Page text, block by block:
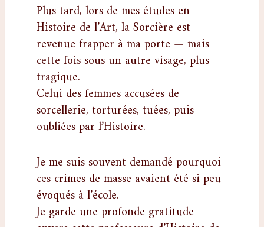
Plus tard, lors de mes études en
Histoire de l’Art, la Sorcière est
revenue frapper à ma porte — mais
cette fois sous un autre visage, plus
tragique.
Celui des femmes accusées de
sorcellerie, torturées, tuées, puis
oubliées par l’Histoire.
Je me suis souvent demandé pourquoi
ces crimes de masse avaient été si peu
évoqués à l’école.
Je garde une profonde gratitude